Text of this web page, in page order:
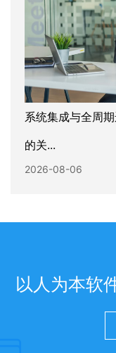
系统集成与全周
的关...
2026-08-06
以人为本软